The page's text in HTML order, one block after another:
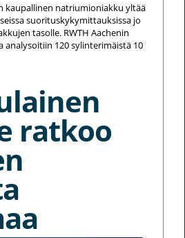
kaupallinen natriumioniakku yltää
suorituskykymittauksissa jo
tasolle. RWTH Aachenin
120 sylinterimäistä 10
ratkoo